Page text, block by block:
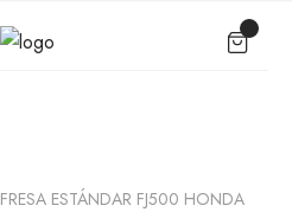
FRESA ESTÁNDAR FJ500 HONDA